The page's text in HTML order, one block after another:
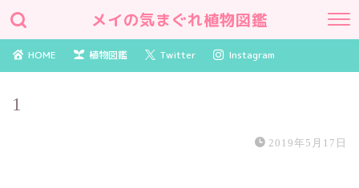
メイの気まぐれ植物図鑑
HOME 植物図鑑 Twitter Instagram
1
2019年5月17日